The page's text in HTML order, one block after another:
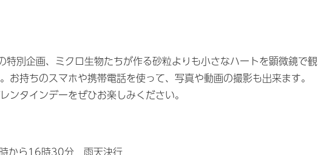
別企画、ミクロ生物たちが作る砂粒よりも小さなハートを顕微鏡で観
お持ちのスマホや携帯電話を使って、写真や動画の撮影も出来ます。
ンタインデーをぜひお楽しみください。
から16時30分 雨天決行